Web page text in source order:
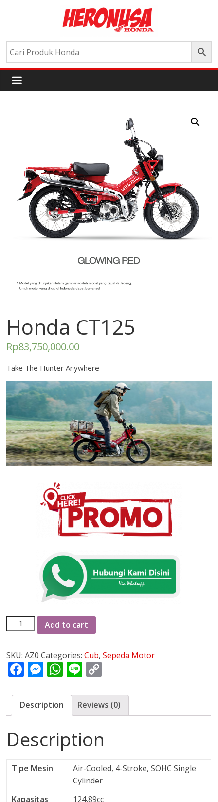
Honda CT125
Rp83,750,000.00
Take The Hunter Anywhere
Add to cart
SKU:AZ0 Categories:Cub,Sepeda Motor
F
e
o
o
k
M
ss
e
n
g
er
W
at
A
p
Li
e p
y
Li
n
k
Description Reviews (0)
Description
Tipe Mesin
Air-Cooled, 4-Stroke, SOHC Single
Cylinder
Kapasitas
124,89cc